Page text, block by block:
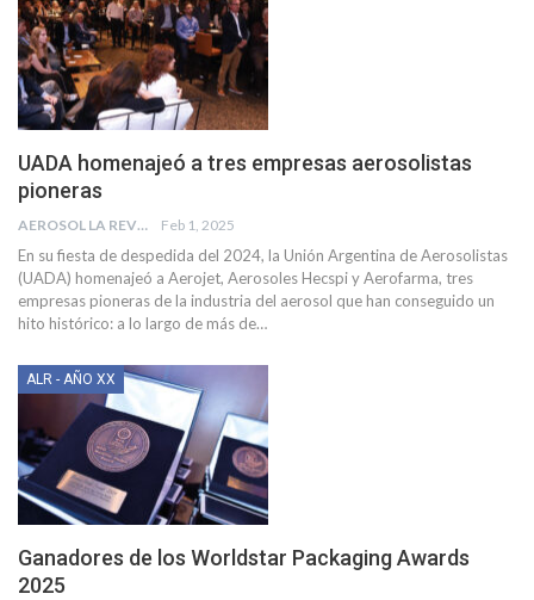
UADA homenajeó a tres empresas aerosolistas
pioneras
AEROSOL LA REVISTA Feb 1, 2025
En su fiesta de despedida del 2024, la Unión Argentina de Aerosolistas
(UADA) homenajeó a Aerojet, Aerosoles Hecspi y Aerofarma, tres
empresas pioneras de la industria del aerosol que han conseguido un
hito histórico: a lo largo de más de…
ALR - AÑO XX
Ganadores de los Worldstar Packaging Awards
2025